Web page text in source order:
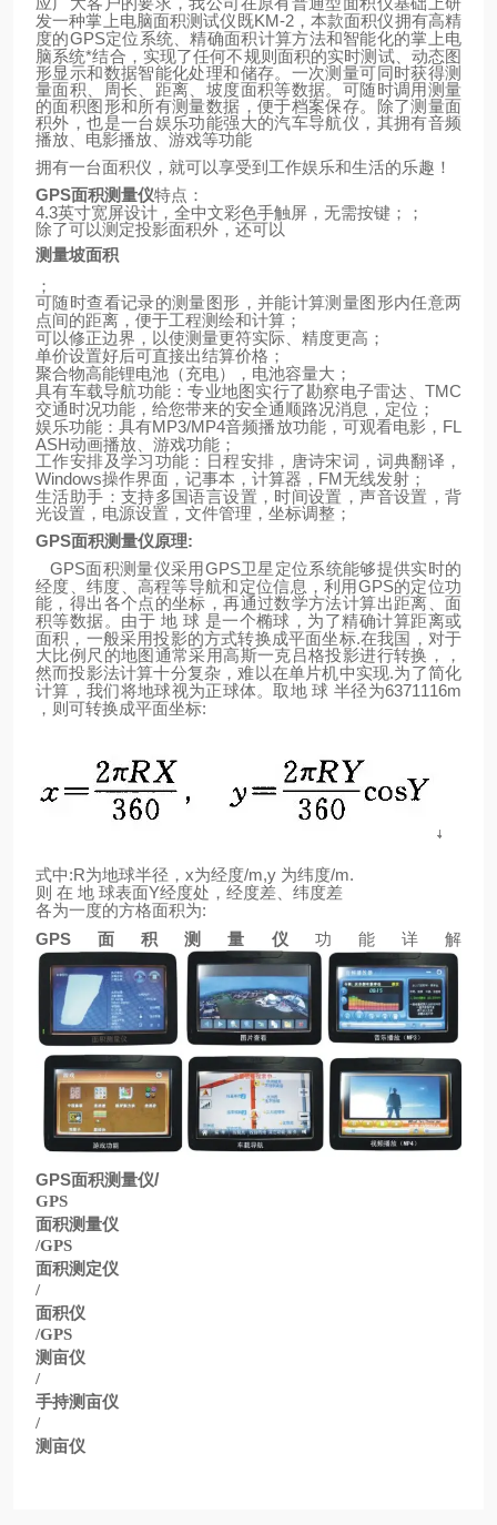
发一种掌上电脑面积测试仪既KM-2，本款面积仪拥有高精
度的GPS定位系统、精确面积计算方法和智能化的掌上电
脑系统*结合，实现了任何不规则面积的实时测试、动态图
形显示和数据智能化处理和储存。一次测量可同时获得测
量面积、周长、距离、坡度面积等数据。可随时调用测量
的面积图形和所有测量数据，便于档案保存。除了测量面
积外，也是一台娱乐功能强大的汽车导航仪，其拥有音频
播放、电影播放、游戏等功能
拥有一台面积仪，就可以享受到工作娱乐和生活的乐趣！
GPS面积测量仪特点：
4.3英寸宽屏设计，全中文彩色手触屏，无需按键；；
除了可以测定投影面积外，还可以
测量坡面积
；
可随时查看记录的测量图形，并能计算测量图形内任意两
点间的距离，便于工程测绘和计算；
可以修正边界，以使测量更符实际、精度更高；
单价设置好后可直接出结算价格；
聚合物高能锂电池（充电），电池容量大；
具有车载导航功能：专业地图实行了勘察电子雷达、 TMC
交通时况功能，给您带来的安全通顺路况消息，定位；
娱乐功能：具有MP3/MP4音频播放功能，可观看电影， FL
ASH动画播放、游戏功能；
工作安排及学习功能：日程安排，唐诗宋词，词典翻译，
Windows操作界面，记事本，计算器， FM无线发射；
生活助手：支持多国语言设置，时间设置，声音设置，背
光设置，电源设置，文件管理，坐标调整；
GPS面积测量仪原理:
GPS面积测量仪采用GPS卫星定位系统能够提供实时的
经度、纬度、高程等导航和定位信息，利用GPS的定位功
能，得出各个点的坐标，再通过数学方法计算出距离、面
积等数据。由于 地 球 是一个椭球，为了精确计算距离或
面积，一般采用投影的方式转换成平面坐标.在我国，对于
大比例尺的地图通常采用高斯一克吕格投影进行转换，，
然而投影法计算十分复杂，难以在单片机中实现.为了简化
计算，我们将地球视为正球体。取地 球 半径为6371116m
，则可转换成平面坐标:
式中:R为地球半径， x为经度/m,y 为纬度/m.
则 在 地 球表面Y经度处，经度差、纬度差
各为一度的方格面积为:
GPS 面积测量仪 功能详解
GPS面积测量仪/
GPS
面积测量仪
/GPS
面积测定仪
/
面积仪
/GPS
测亩仪
/
手持测亩仪
/
测亩仪